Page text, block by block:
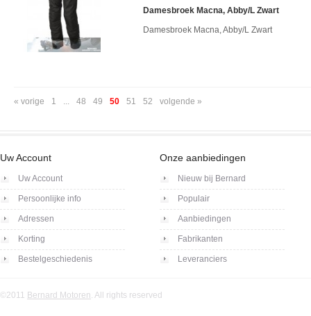
Damesbroek Macna, Abby/L Zwart
Damesbroek Macna, Abby/L Zwart
« vorige 1 ... 48 49 50 51 52 volgende »
Uw Account
Uw Account
Persoonlijke info
Adressen
Korting
Bestelgeschiedenis
Onze aanbiedingen
Nieuw bij Bernard
Populair
Aanbiedingen
Fabrikanten
Leveranciers
©2011 Bernard Motoren. All rights reserved